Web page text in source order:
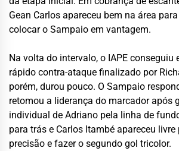
Gean Carlos apareceu bem na área
colocar o Sampaio em vantagem.
Na volta do intervalo, o IAPE conseguiu
rápido contra-ataque finalizado por
porém, durou pouco. O Sampaio
retomou a liderança do marcador após
individual de Adriano pela linha de
para trás e Carlos Itambé apareceu
precisão e fazer o segundo gol tricolor.